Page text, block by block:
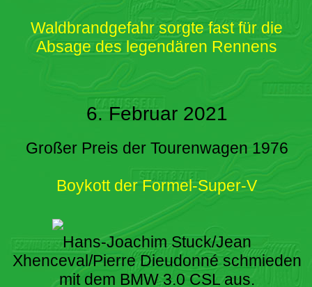
Waldbrandgefahr sorgte fast für die
Absage des legendären Rennens
6. Februar 2021
Großer Preis der Tourenwagen 1976
Boykott der Formel-Super-V
Hans-Joachim Stuck/Jean
Xhenceval/Pierre Dieudonné schmieden
mit dem BMW 3.0 CSL aus.